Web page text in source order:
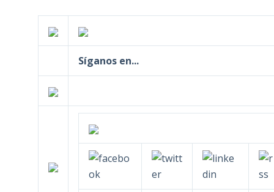
Síganos en...